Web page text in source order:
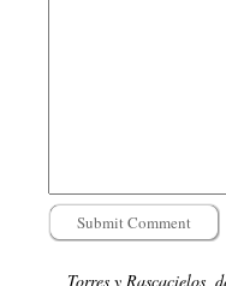
Torres y Rascacielos,